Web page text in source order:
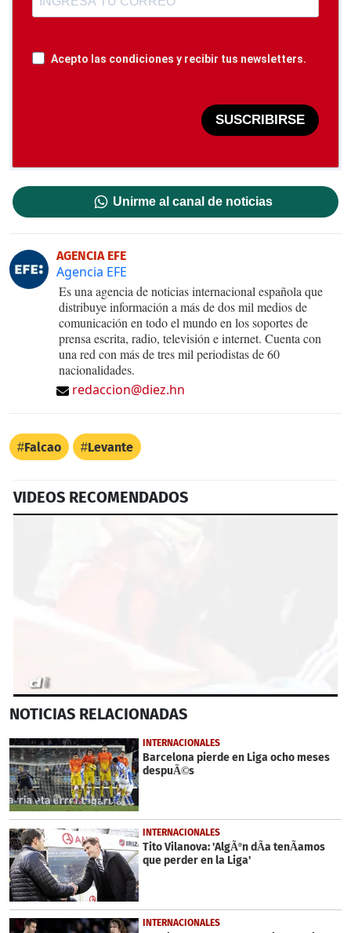
Acepto las condiciones y recibir tus newsletters.
SUSCRIBIRSE
Unirme al canal de noticias
AGENCIA EFE
Agencia EFE
Es una agencia de noticias internacional española que
distribuye información a más de dos mil medios de
comunicación en todo el mundo en los soportes de
prensa escrita, radio, televisión e internet. Cuenta con
una red con más de tres mil periodistas de 60
nacionalidades.
redaccion@diez.hn
Falcao Levante
VIDEOS RECOMENDADOS
seconds
32
seconds
NOTICIAS RELACIONADAS
INTERNACIONALES
Barcelona pierde en Liga ocho meses
despuÃ©s
INTERNACIONALES
Tito Vilanova: 'AlgÃºn dÃ­a tenÃ­amos
que perder en la Liga'
INTERNACIONALES